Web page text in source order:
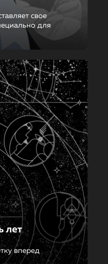
свое
для
лет
вперед